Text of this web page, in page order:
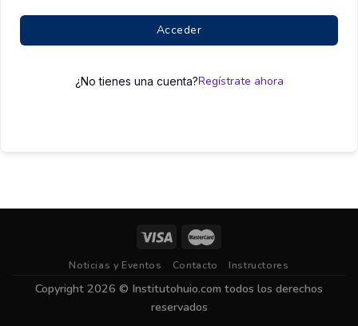
Acceder
¿No tienes una cuenta?Regístrate ahora
Noticias y Eventos Contacto Instructores
Copyright 2026 © Institutohuio.com todos los derechos
reservados